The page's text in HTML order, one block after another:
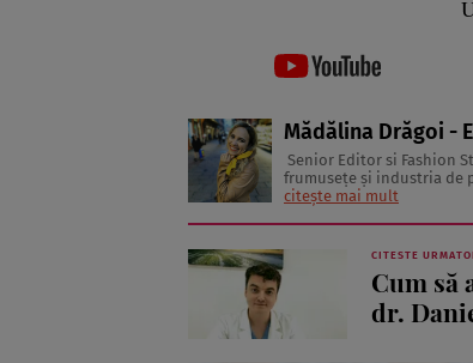
Mădălina Drăgoi -
Senior Editor si Fashion Stylist Acum ceva timp, mă aflam la Atena, la o conferinţă
frumuseţe şi industria de
glossy. Multe dintre
citește mai mult
CITESTE
Cum să
dr.